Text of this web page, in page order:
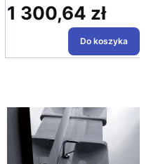
Cena
1 300,64 zł
Do koszyka